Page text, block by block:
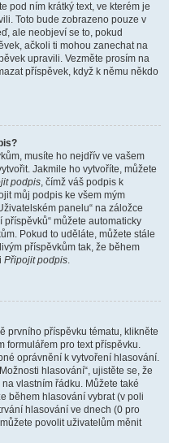
pod ním krátký text, ve kterém je
Toto bude zobrazeno pouze v
ale neobjeví se to, pokud
ačkoli ti mohou zanechat na
upravili. Vezměte prosím na
příspěvek, když k němu někdo
musíte ho nejdřív ve vašem
Jakmile ho vytvoříte, můžete
podpis, čímž váš podpis k
můj podpis ke všem mým
panelu“ na záložce
příspěvků“ můžete automaticky
Pokud to uděláte, můžete stále
příspěvkům tak, že během
Připojit podpis.
prvního příspěvku tématu, klikněte
formulářem pro text příspěvku.
oprávnění k vytvoření hlasování.
hlasování“, ujistěte se, že
vlastním řádku. Můžete také
během hlasování vybrat (v poli
hlasování ve dnech (0 pro
povolit uživatelům měnit